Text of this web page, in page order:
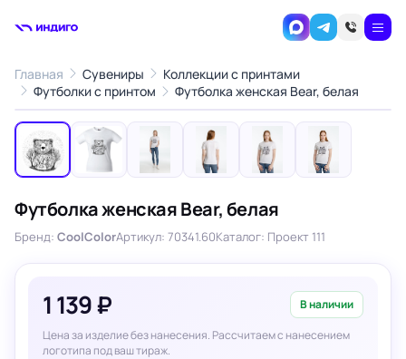
Главная Сувениры
Коллекции с принтами
Футболки с принтом
Футболка женская Bear, белая
‹ ›
1
Футболка женская Bear, белая
Бренд: CoolColorАртикул: 70341.60Каталог: Проект 111
1 139 ₽ В наличии
Цена за изделие без нанесения. Рассчитаем с нанесением
логотипа под ваш тираж.